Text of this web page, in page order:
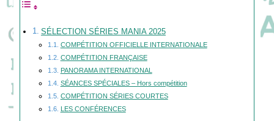
SÉLECTION SÉRIES MANIA 2025
COMPÉTITION OFFICIELLE INTERNATIONALE
COMPÉTITION FRANÇAISE
PANORAMA INTERNATIONAL
SÉANCES SPÉCIALES – Hors compétition
COMPÉTITION SÉRIES COURTES
LES CONFÉRENCES